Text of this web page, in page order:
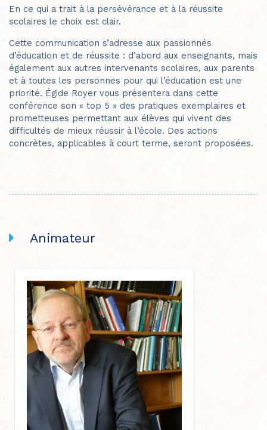
En ce qui a trait à la persévérance et à la réussite
scolaires le choix est clair.
Cette communication s’adresse aux passionnés
d’éducation et de réussite : d’abord aux enseignants, mais
également aux autres intervenants scolaires, aux parents
et à toutes les personnes pour qui l’éducation est une
priorité. Égide Royer vous présentera dans cette
conférence son « top 5 » des pratiques exemplaires et
prometteuses permettant aux élèves qui vivent des
difficultés de mieux réussir à l’école. Des actions
concrètes, applicables à court terme, seront proposées.
Animateur